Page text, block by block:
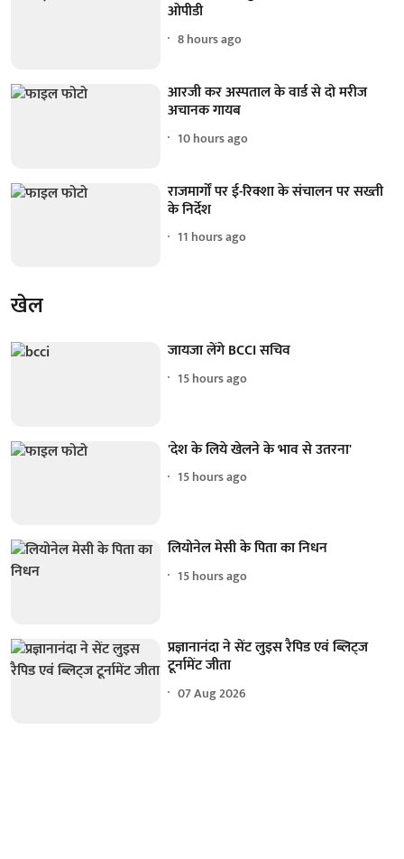
ओपीडी
8 hours ago
आरजी कर अस्पताल के वार्ड से दो मरीज
अचानक गायब
10 hours ago
राजमार्गों पर ई-रिक्शा के संचालन पर सख्ती
के निर्देश
11 hours ago
खेल
जायजा लेंगे BCCI सचिव
15 hours ago
'देश के लिये खेलने के भाव से उतरना'
15 hours ago
लियोनेल मेसी के पिता का निधन
15 hours ago
प्रज्ञानानंदा ने सेंट लुइस रैपिड एवं ब्लिट्ज
टूर्नामेंट जीता
07 Aug 2026